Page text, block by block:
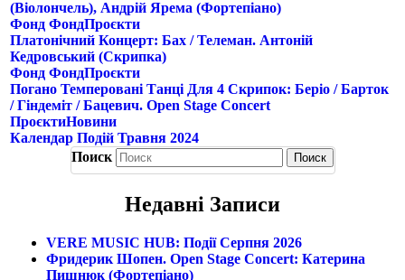
(віолончель), Андрій Ярема (фортепіано)
Фонд ФондПроєкти
Платонічний Концерт: Бах / Телеман. Антоній
Кедровський (скрипка)
Фонд ФондПроєкти
Погано Темперовані Танці Для 4 Скрипок: Беріо / Барток
/ Гіндеміт / Бацевич. Open Stage Concert
ПроєктиНовини
Календар Подій Травня 2024
Поиск
Недавні Записи
VERE MUSIC HUB: Події Серпня 2026
Фридерик Шопен. Open Stage Concert: Катерина
Пишнюк (фортепіано)